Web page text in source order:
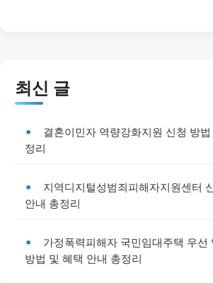
최신 글
결혼이민자 역량강화지원 신청 방
정리
지역디지털성범죄피해자지원센터
안내 총정리
가정폭력피해자 국민임대주택 우선
방법 및 혜택 안내 총정리